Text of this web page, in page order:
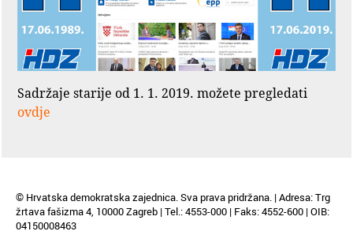
Sadržaje starije od 1. 1. 2019. možete pregledati
ovdje
© Hrvatska demokratska zajednica. Sva prava pridržana. | Adresa: Trg
žrtava fašizma 4, 10000 Zagreb | Tel.: 4553-000 | Faks: 4552-600 | OIB:
04150008463